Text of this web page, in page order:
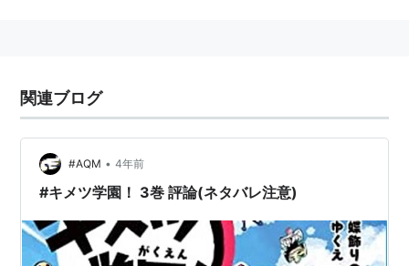
関連ブログ
#AQM • 4年前
#キメツ学園！ 3巻 評論(ネタバレ注意)